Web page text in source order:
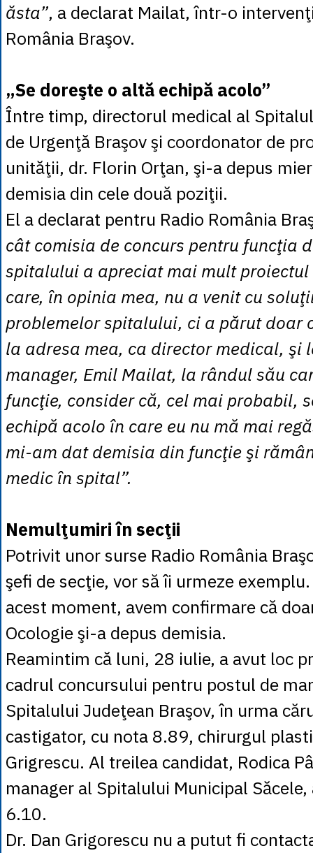
ăsta”, a declarat Mailat, într-o
România Braşov.
„Se doreşte o altă echipă acolo”
Între timp, directorul medical al
de Urgenţă Braşov şi coordonator de
unităţii, dr. Florin Orţan, şi-a depus
demisia din cele două poziţii.
El a declarat pentru Radio România
cât comisia de concurs pentru funcţia
spitalului a apreciat mai mult
care, în opinia mea, nu a venit cu
problemelor spitalului, ci a părut doar
la adresa mea, ca director medical, şi
manager, Emil Mailat, la rândul său
funcţie, consider că, cel mai probabil,
echipă acolo în care eu nu mă mai
mi-am dat demisia din funcţie şi
medic în spital”.
Nemulţumiri în secţii
Potrivit unor surse Radio România
şefi de secţie, vor să îi urmeze
acest moment, avem confirmare că
Ocologie şi-a depus demisia.
Reamintim că luni, 28 iulie, a avut loc
cadrul concursului pentru postul de
Spitalului Judeţean Braşov, în urma
castigator, cu nota 8.89, chirurgul
Grigrescu. Al treilea candidat, Rodica
manager al Spitalului Municipal
6.10.
Dr. Dan Grigorescu nu a putut fi